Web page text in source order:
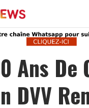
Ans De
DVV